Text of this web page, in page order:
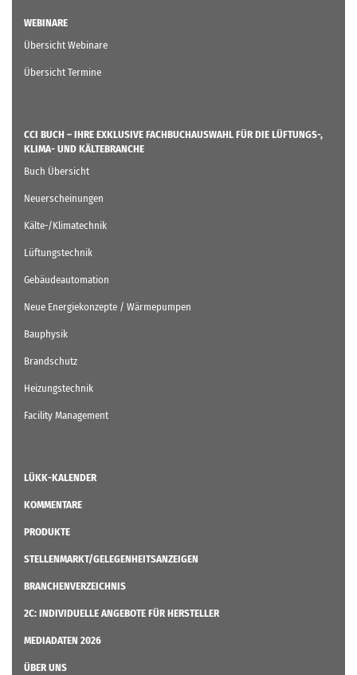
WEBINARE
Übersicht Webinare
Übersicht Termine
CCI BUCH – IHRE EXKLUSIVE FACHBUCHAUSWAHL FÜR DIE LÜFTUNGS-,
KLIMA- UND KÄLTEBRANCHE
Buch Übersicht
Neuerscheinungen
Kälte-/Klimatechnik
Lüftungstechnik
Gebäudeautomation
Neue Energiekonzepte / Wärmepumpen
Bauphysik
Brandschutz
Heizungstechnik
Facility Management
LÜKK-KALENDER
KOMMENTARE
PRODUKTE
STELLENMARKT/GELEGENHEITSANZEIGEN
BRANCHENVERZEICHNIS
2C: INDIVIDUELLE ANGEBOTE FÜR HERSTELLER
MEDIADATEN 2026
ÜBER UNS